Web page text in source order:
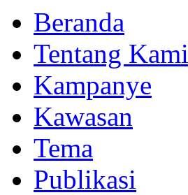
Beranda
Tentang Kami
Kampanye
Kawasan
Tema
Publikasi